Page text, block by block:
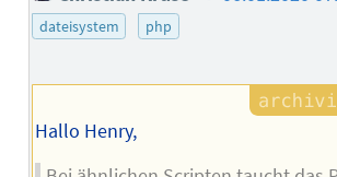
dateisystem
php
Hallo Henry,